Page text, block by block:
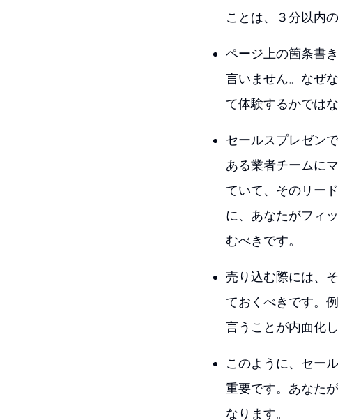
ことは、３分以内
ページ上の箇条書
言いません。なぜ
て体験するかでは
セールスプレゼン
ある業者チームに
ていて、そのリー
に、あなたがフィ
むべきです。
売り込む際には、
ておくべきです。
言うことが内面化
このように、セー
重要です。あなた
なります。